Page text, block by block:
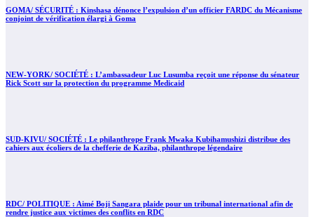
GOMA/ SÉCURITÉ : Kinshasa dénonce l’expulsion d’un officier FARDC du Mécanisme
conjoint de vérification élargi à Goma
NEW-YORK/ SOCIÉTÉ : L’ambassadeur Luc Lusumba reçoit une réponse du sénateur
Rick Scott sur la protection du programme Medicaid
SUD-KIVU/ SOCIÉTÉ : Le philanthrope Frank Mwaka Kubihamushizi distribue des
cahiers aux écoliers de la chefferie de Kaziba, philanthrope légendaire
RDC/ POLITIQUE : Aimé Boji Sangara plaide pour un tribunal international afin de
rendre justice aux victimes des conflits en RDC